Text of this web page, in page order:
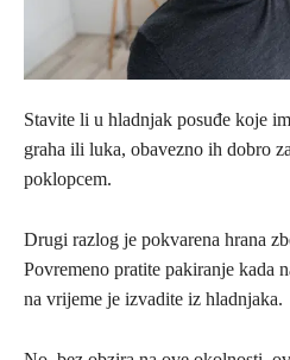
Stavite li u hladnjak posuđe koje
graha ili luka, obavezno ih dobro
poklopcem.
Drugi razlog je pokvarena hrana
Povremeno pratite pakiranje kada
na vrijeme je izvadite iz hladnjaka.